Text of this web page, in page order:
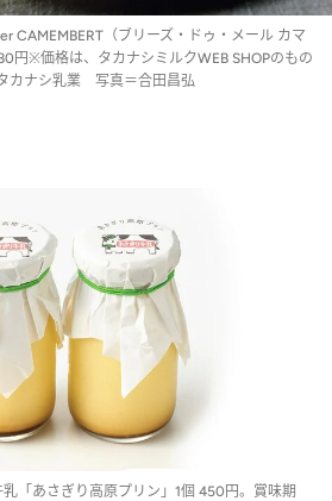
CAMEMBERT（ブリーズ・ドゥ・メール カマ
円※価格は、タカナシミルクWEB SHOPのもの
カナシ乳業 写真＝合田昌弘
乳「あさぎり高原プリン」1個 450円。賞味期